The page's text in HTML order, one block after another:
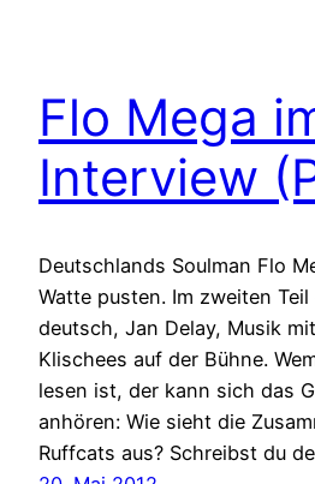
Flo Mega
Interview
Deutschlands Soulman Flo
Watte pusten. Im zweiten
deutsch, Jan Delay, Musik
Klischees auf der Bühne.
lesen ist, der kann sich das
anhören: Wie sieht die
Ruffcats aus? Schreibst du